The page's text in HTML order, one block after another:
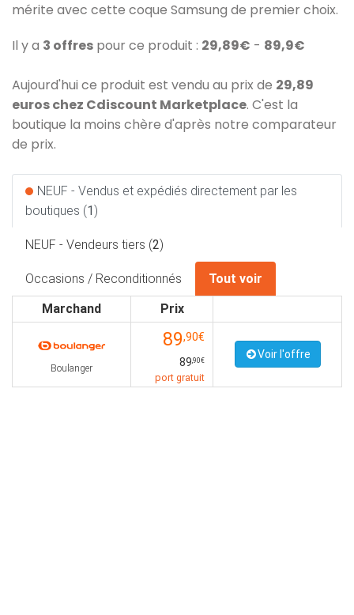
mérite avec cette coque Samsung de premier choix.
Il y a 3 offres pour ce produit : 29,89€ - 89,9€
Aujourd'hui ce produit est vendu au prix de 29,89
euros chez Cdiscount Marketplace. C'est la
boutique la moins chère d'après notre comparateur
de prix.
NEUF - Vendus et expédiés directement par les
boutiques (1)
NEUF - Vendeurs tiers (2)
Occasions / Reconditionnés
Tout voir
Marchand
Prix
Boulanger
89,90€
89,90€
port gratuit
Voir l'offre